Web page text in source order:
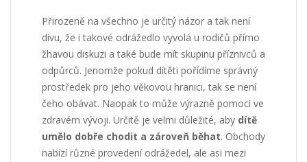
Přirozeně na všechno je určitý názor a tak není
divu, že i takové odrážedlo vyvolá u rodičů přímo
žhavou diskuzi a také bude mít skupinu příznivců a
odpůrců. Jenomže pokud dítěti pořídíme správný
prostředek pro jeho věkovou hranici, tak se není
čeho obávat. Naopak to může výrazně pomoci ve
zdravém vývoji. Určitě je velmi důležité, aby dítě
umělo dobře chodit a zároveň běhat. Obchody
nabízí různé provedení odrážedel, ale asi mezi